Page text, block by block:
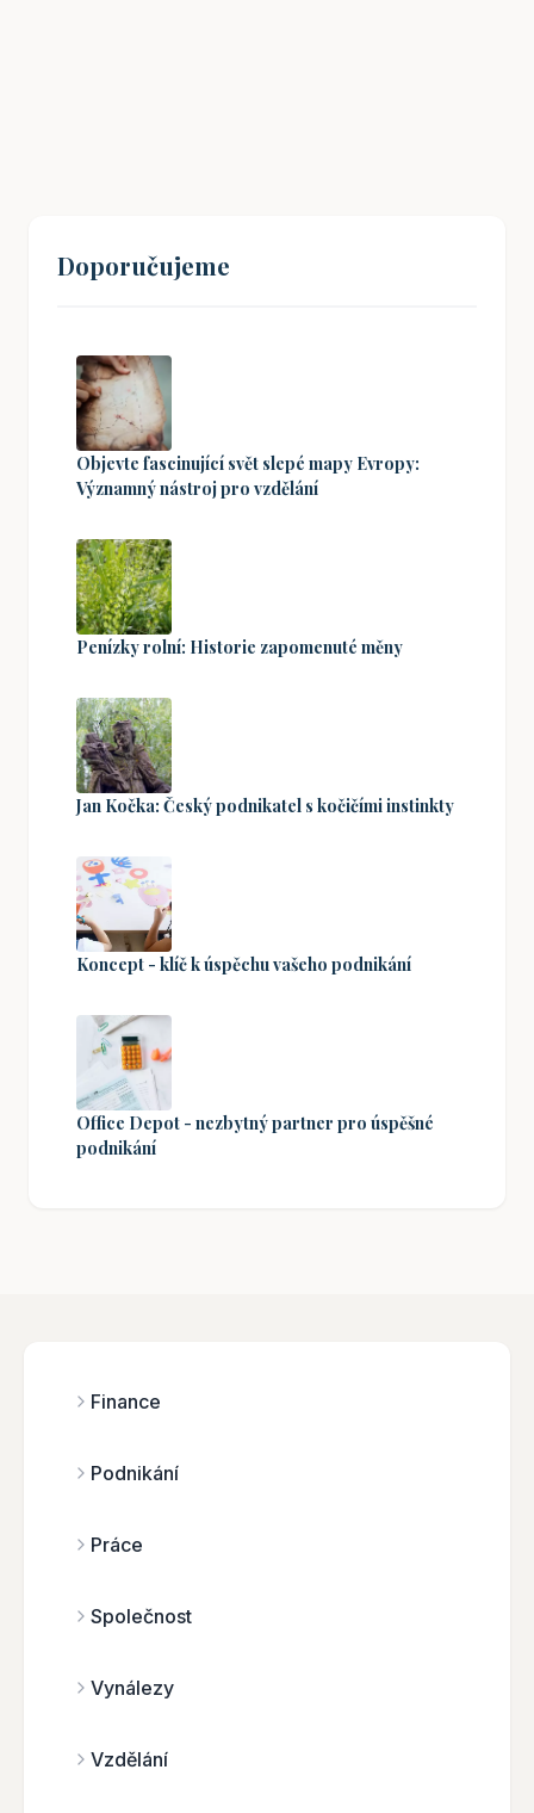
Doporučujeme
Objevte fascinující svět slepé mapy Evropy:
Významný nástroj pro vzdělání
Penízky rolní: Historie zapomenuté měny
Jan Kočka: Český podnikatel s kočičími instinkty
Koncept - klíč k úspěchu vašeho podnikání
Office Depot - nezbytný partner pro úspěšné
podnikání
Finance
Podnikání
Práce
Společnost
Vynálezy
Vzdělání